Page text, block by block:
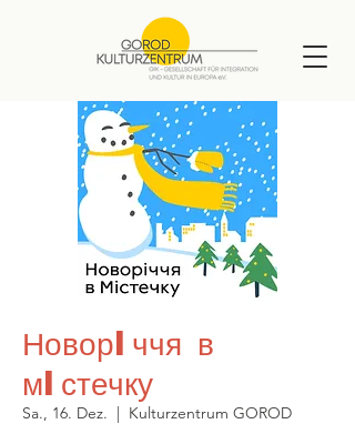
Новорiччя в
мiстечку
Sa., 16. Dez.
  |
Kulturzentrum GOROD